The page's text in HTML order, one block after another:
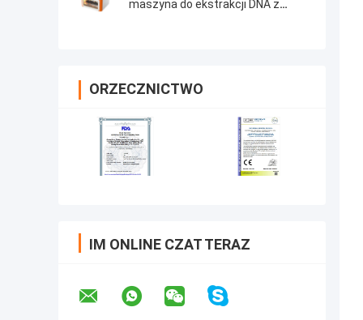
maszyna do ekstrakcji DNA z
ORZECZNICTWO
IM ONLINE CZAT TERAZ